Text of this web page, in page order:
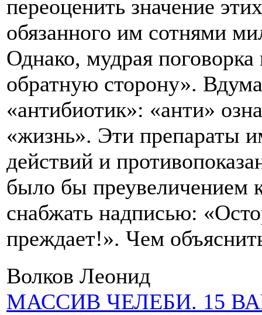
переоценить значение
обязанного им сотнями
Однако, мудрая
обратную сторону».
«антибиотик»: «анти»
«жизнь». Эти препараты
действий и
было бы преувеличением
снабжать надписью:
преждает!». Чем
Волков Леонид
МАССИВ ЧЕЛЕБИ. 15